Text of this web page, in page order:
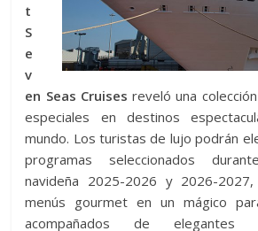
t
S
e
v
en Seas Cruises reveló una
especiales en destinos
mundo. Los turistas de lujo podrán
programas seleccionados
navideña 2025-2026 y 2026-
menús gourmet en un mágico
acompañados de elegantes